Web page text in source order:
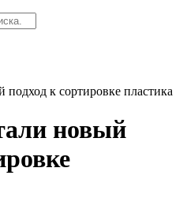
к сортировке пластика
новый